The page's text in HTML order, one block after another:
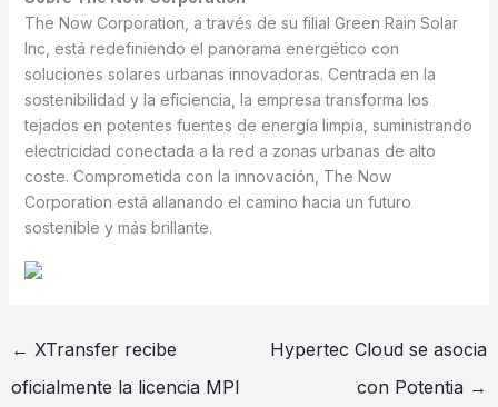
The Now Corporation, a través de su filial Green Rain Solar
Inc, está redefiniendo el panorama energético con
soluciones solares urbanas innovadoras. Centrada en la
sostenibilidad y la eficiencia, la empresa transforma los
tejados en potentes fuentes de energía limpia, suministrando
electricidad conectada a la red a zonas urbanas de alto
coste. Comprometida con la innovación, The Now
Corporation está allanando el camino hacia un futuro
sostenible y más brillante.
← XTransfer recibe
oficialmente la licencia MPI
Hypertec Cloud se asocia
con Potentia →